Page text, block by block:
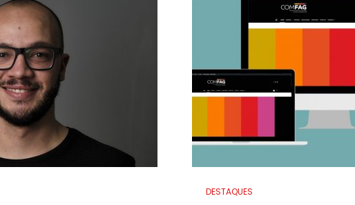
DESTAQUES